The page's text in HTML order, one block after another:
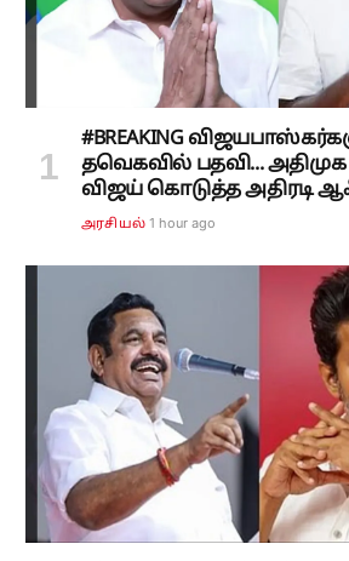
#BREAKING
தவெகவில் பதவி...
விஜய் கொடுத்த அதிரடி
அரசியல் 1 hour ago